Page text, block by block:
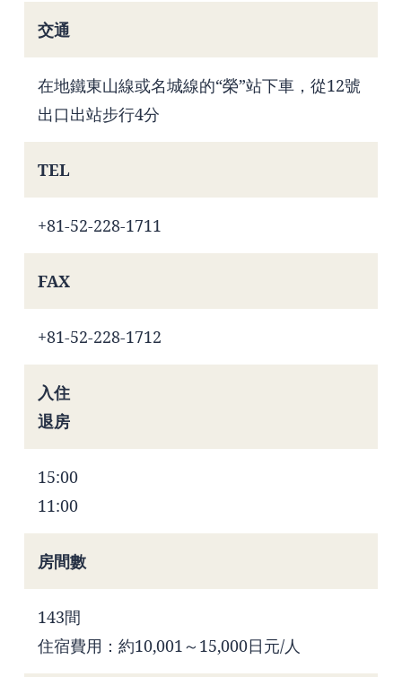
交通
在地鐵東山線或名城線的“榮”站下車，從12號
出口出站步行4分
TEL
+81-52-228-1711
FAX
+81-52-228-1712
入住
退房
15:00
11:00
房間數
143間
住宿費用：約10,001～15,000日元/人